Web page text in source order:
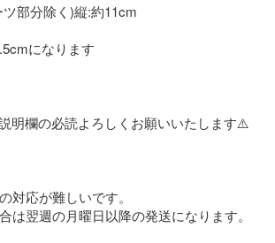
部分除く)縦:約11cm
になります
明欄の必読よろしくお願いいたします⚠️
対応が難しいです。
は翌週の月曜日以降の発送になります。